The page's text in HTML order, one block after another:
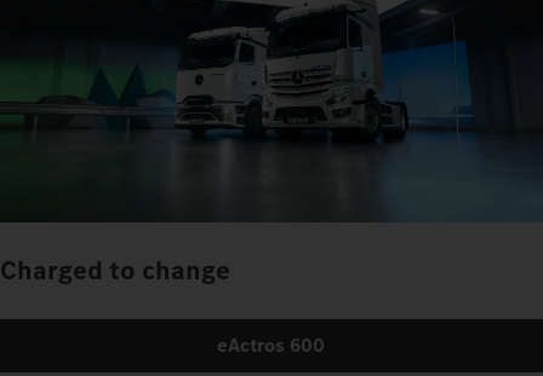
Charged to change
eActros 600